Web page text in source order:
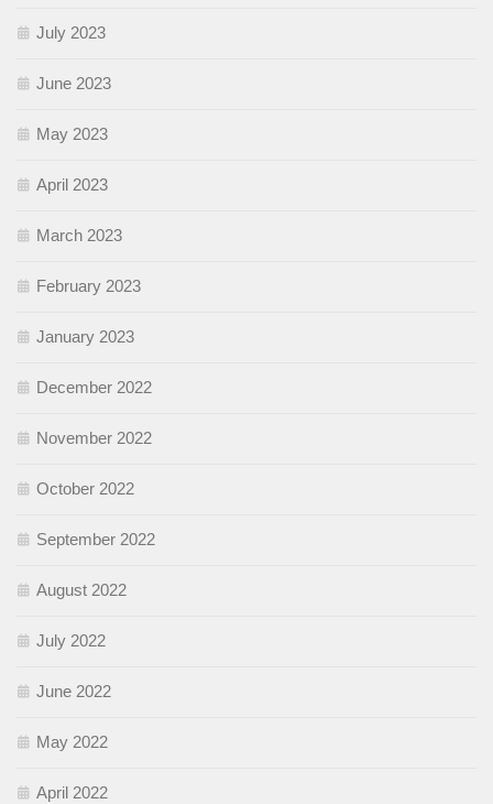
July 2023
June 2023
May 2023
April 2023
March 2023
February 2023
January 2023
December 2022
November 2022
October 2022
September 2022
August 2022
July 2022
June 2022
May 2022
April 2022